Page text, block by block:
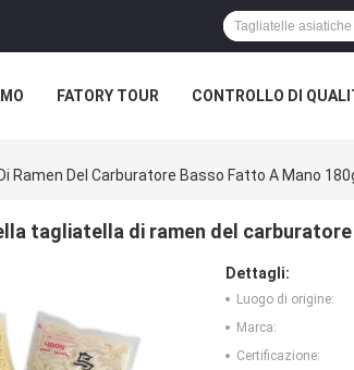
FATORY TOUR CONTROLLO DI
Ramen Del Carburatore Basso Fatto A Mano
tagliatella di ramen del
Dettagli:
Luogo di origine:
Marca:
Certificazione: